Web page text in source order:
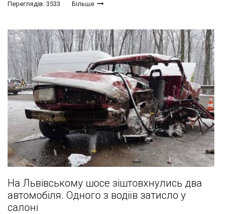
Переглядів: 3533 Більше
На Львівському шосе зіштовхнулись два
автомобіля. Одного з водіїв затисло у
салоні